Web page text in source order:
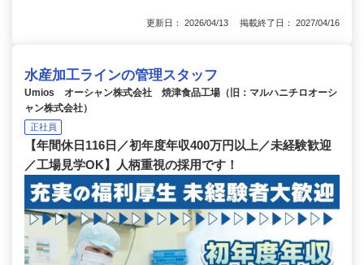
更新日： 2026/04/13 掲載終了日： 2027/04/16
水産加工ラインの管理スタッフ
Umios オーシャン株式会社 焼津食品工場（旧：マルハニチロオーシ
ャン株式会社）
正社員
【年間休日116日／初年度年収400万円以上／未経験歓迎
／工場見学OK】人柄重視の採用です！